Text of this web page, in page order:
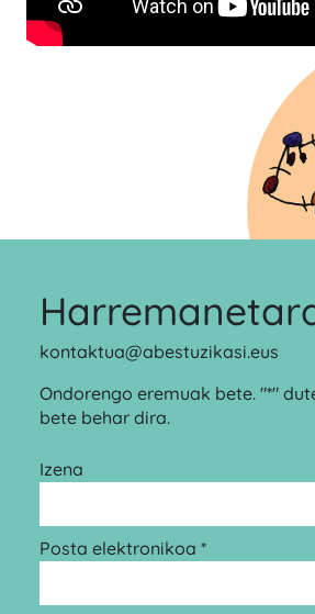
kontaktua@abestuzikasi.eus
Ondorengo eremuak bete. "*"
bete behar dira.
Izena
Posta elektronikoa *